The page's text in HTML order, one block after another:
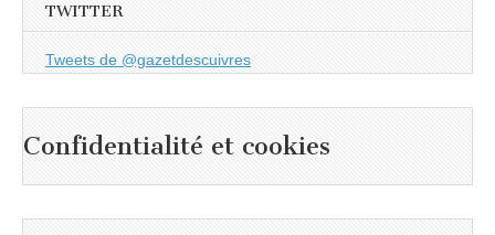
TWITTER
Tweets de @gazetdescuivres
Confidentialité et cookies